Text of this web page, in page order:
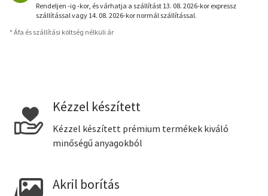
Rendeljen -ig -kor, és várhatja a szállítást 13. 08. 2026-kor expressz
szállítással vagy 14. 08. 2026-kor normál szállítással.
* Áfa és szállítási költség nélküli ár
Kézzel készített
Kézzel készített prémium termékek kiváló
minőségű anyagokból
Akril borítás